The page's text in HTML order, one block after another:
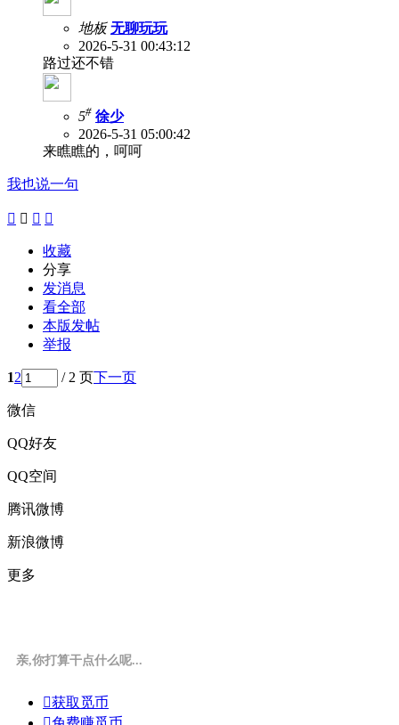
地板 无聊玩玩
2026-5-31 00:43:12
路过还不错
5# 徐少
2026-5-31 05:00:42
来瞧瞧的，呵呵
我也说一句
   
收藏
分享
发消息
看全部
本版发帖
举报
12 / 2 页下一页
微信
QQ好友
QQ空间
腾讯微博
新浪微博
更多
亲,你打算干点什么呢...
获取觅币